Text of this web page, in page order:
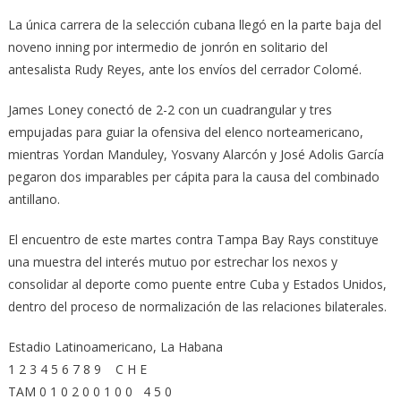
La única carrera de la selección cubana llegó en la parte baja del
noveno inning por intermedio de jonrón en solitario del
antesalista Rudy Reyes, ante los envíos del cerrador Colomé.
James Loney conectó de 2-2 con un cuadrangular y tres
empujadas para guiar la ofensiva del elenco norteamericano,
mientras Yordan Manduley, Yosvany Alarcón y José Adolis García
pegaron dos imparables per cápita para la causa del combinado
antillano.
El encuentro de este martes contra Tampa Bay Rays constituye
una muestra del interés mutuo por estrechar los nexos y
consolidar al deporte como puente entre Cuba y Estados Unidos,
dentro del proceso de normalización de las relaciones bilaterales.
Estadio Latinoamericano, La Habana
1 2 3 4 5 6 7 8 9 C H E
TAM 0 1 0 2 0 0 1 0 0 4 5 0